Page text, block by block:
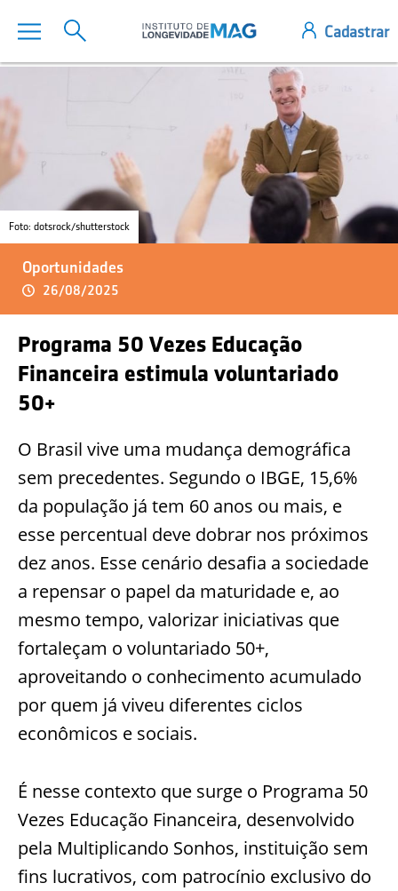
Foto: dotsrock/shutterstock
Oportunidades
26/08/2025
Programa 50 Vezes Educação
Financeira estimula voluntariado
50+
O Brasil vive uma mudança demográfica
sem precedentes. Segundo o IBGE, 15,6%
da população já tem 60 anos ou mais, e
esse percentual deve dobrar nos próximos
dez anos. Esse cenário desafia a sociedade
a repensar o papel da maturidade e, ao
mesmo tempo, valorizar iniciativas que
fortaleçam o voluntariado 50+,
aproveitando o conhecimento acumulado
por quem já viveu diferentes ciclos
econômicos e sociais.
É nesse contexto que surge o Programa 50
Vezes Educação Financeira, desenvolvido
pela Multiplicando Sonhos, instituição sem
fins lucrativos, com patrocínio exclusivo do